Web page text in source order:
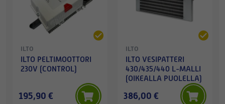
ILTO
ILTO PELTIMOOTTORI
230V (CONTROL)
195,90 €
ILTO
ILTO VESIPATTERI
430/435/440 L-MALLI
(OIKEALLA PUOLELLA)
386,00 €